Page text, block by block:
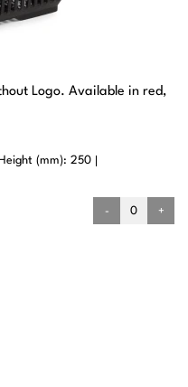
Logo. Available in red,
Height (mm): 250
- +